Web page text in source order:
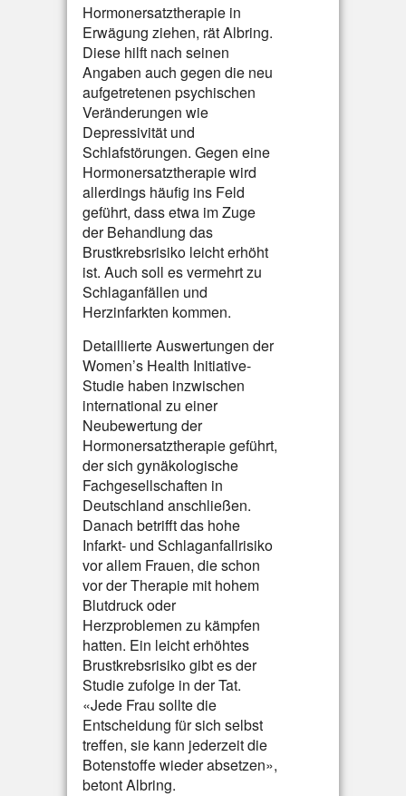
Hormonersatztherapie in
Erwägung ziehen, rät Albring.
Diese hilft nach seinen
Angaben auch gegen die neu
aufgetretenen psychischen
Veränderungen wie
Depressivität und
Schlafstörungen. Gegen eine
Hormonersatztherapie wird
allerdings häufig ins Feld
geführt, dass etwa im Zuge
der Behandlung das
Brustkrebsrisiko leicht erhöht
ist. Auch soll es vermehrt zu
Schlaganfällen und
Herzinfarkten kommen.
Detaillierte Auswertungen der
Women’s Health Initiative-
Studie haben inzwischen
international zu einer
Neubewertung der
Hormonersatztherapie geführt,
der sich gynäkologische
Fachgesellschaften in
Deutschland anschließen.
Danach betrifft das hohe
Infarkt- und Schlaganfallrisiko
vor allem Frauen, die schon
vor der Therapie mit hohem
Blutdruck oder
Herzproblemen zu kämpfen
hatten. Ein leicht erhöhtes
Brustkrebsrisiko gibt es der
Studie zufolge in der Tat.
«Jede Frau sollte die
Entscheidung für sich selbst
treffen, sie kann jederzeit die
Botenstoffe wieder absetzen»,
betont Albring.